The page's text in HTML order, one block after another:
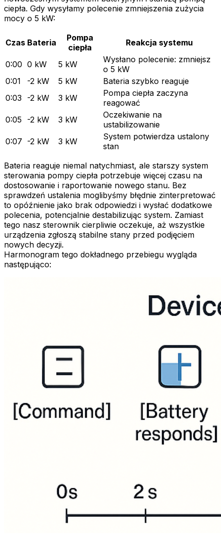
ciepła. Gdy wysyłamy polecenie zmniejszenia zużycia
mocy o 5 kW:
Czas Bateria
Pompa
ciepła
Reakcja systemu
0:00 0 kW 5 kW
Wysłano polecenie: zmniejsz
o 5 kW
0:01
-2 kW 5 kW
Bateria szybko reaguje
0:03
-2 kW 3 kW
Pompa ciepła zaczyna
reagować
0:05
-2 kW 3 kW
Oczekiwanie na
ustabilizowanie
0:07 -2 kW 3 kW
System potwierdza ustalony
stan
Bateria reaguje niemal natychmiast, ale starszy system
sterowania pompy ciepła potrzebuje więcej czasu na
dostosowanie i raportowanie nowego stanu. Bez
sprawdzeń ustalenia moglibyśmy błędnie zinterpretować
to opóźnienie jako brak odpowiedzi i wysłać dodatkowe
polecenia, potencjalnie destabilizując system. Zamiast
tego nasz sterownik cierpliwie oczekuje, aż wszystkie
urządzenia zgłoszą stabilne stany przed podjęciem
nowych decyzji.
Harmonogram tego dokładnego przebiegu wygląda
następująco: